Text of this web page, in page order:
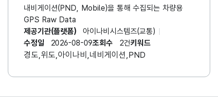
내비게이션(PND, Mobile)을 통해 수집되는 차량용
GPS Raw Data
제공기관(플랫폼)
아이나비시스템즈(교통)
수정일
2026-08-09조회수 2건키워드
경도,위도,아이나비,네비게이션,PND